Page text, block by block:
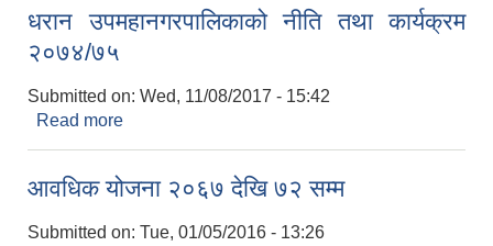
धरान उपमहानगरपालिकाको नीति तथा कार्यक्रम
२०७४/७५
Submitted on: Wed, 11/08/2017 - 15:42
Read more
आवधिक योजना २०६७ देखि ७२ सम्म
Submitted on: Tue, 01/05/2016 - 13:26